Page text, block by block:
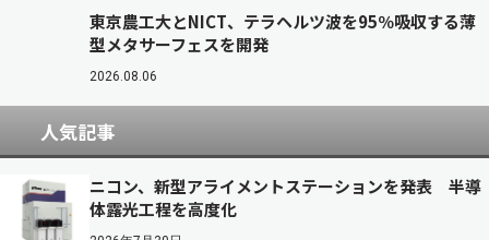
東京農工大とNICT、テラヘルツ波を95％吸収する薄
型メタサーフェスを開発
2026.08.06
人気記事
ニコン、新型アライメントステーションを発表 半導
体露光工程を高度化